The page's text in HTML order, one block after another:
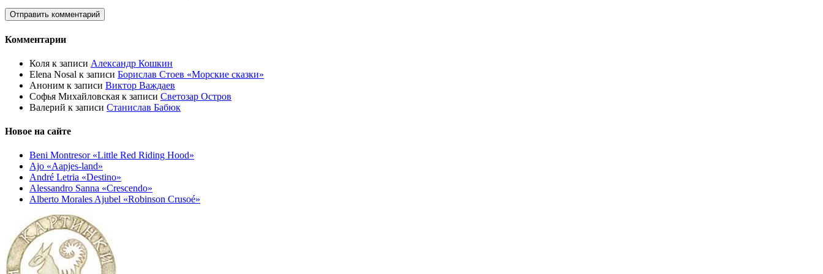
Комментарии
Коля к записи Александр Кошкин
Elena Nosal к записи Борислав Стоев «Морские сказки»
Аноним к записи Виктор Важдаев
Софья Михайловская к записи Светозар Остров
Валерий к записи Станислав Бабюк
Новое на сайте
Beni Montresor «Little Red Riding Hood»
Ajo «Aapjes-land»
André Letria «Destino»
Alessandro Sanna «Crescendo»
Alberto Morales Ajubel «Robinson Crusoé»